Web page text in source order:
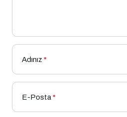
Adınız *
E-Posta*